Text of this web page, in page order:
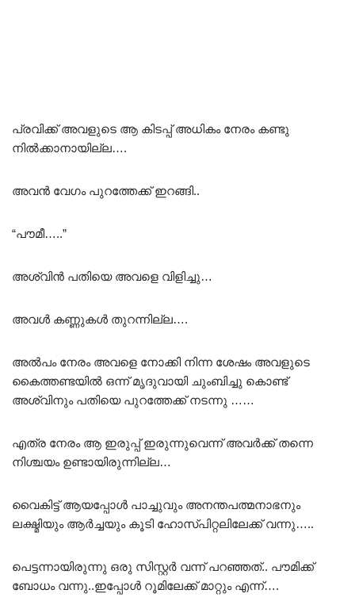
പ്രവിക്ക് അവളുടെ ആ കിടപ്പ് അധികം നേരം കണ്ടു
നിൽക്കാനായില്ല….
അവൻ വേഗം പുറത്തേക്ക് ഇറങ്ങി..
“പൗമീ…..”
അശ്വിൻ പതിയെ അവളെ വിളിച്ചു…
അവൾ കണ്ണുകൾ തുറന്നില്ല….
അൽപം നേരം അവളെ നോക്കി നിന്ന ശേഷം അവളുടെ
കൈത്തണ്ടയിൽ ഒന്ന് മൃദുവായി ചുംബിച്ചു കൊണ്ട്
അശ്വിനും പതിയെ പുറത്തേക്ക് നടന്നു ……
എത്ര നേരം ആ ഇരുപ്പ് ഇരുന്നുവെന്ന് അവർക്ക് തന്നെ
നിശ്ചയം ഉണ്ടായിരുന്നില്ല…
വൈകിട്ട് ആയപ്പോൾ പാച്ചുവും അനന്തപത്മനാഭനും
ലക്ഷ്മിയും ആർച്ചയും കൂടി ഹോസ്പിറ്റലിലേക്ക് വന്നു…..
പെട്ടന്നായിരുന്നു ഒരു സിസ്റ്റർ വന്ന് പറഞ്ഞത്.. പൗമിക്ക്
ബോധം വന്നു..ഇപ്പോൾ റൂമിലേക്ക് മാറ്റും എന്ന്….